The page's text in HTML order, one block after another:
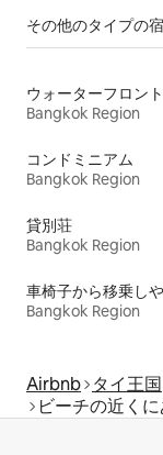
その他のタ⁠イ⁠プ⁠の
Bangkok Region
コンドミニアム
Bangkok Region
貸別荘
Bangkok Region
Bangkok Region
Airbnb タイ王国
ビーチの近く